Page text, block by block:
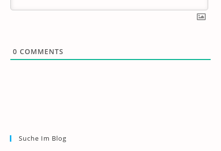
0 COMMENTS
Suche Im Blog